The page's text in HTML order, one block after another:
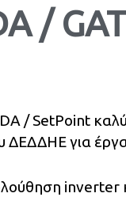
/
/ SetPoint
ΔΕΔΔΗΕ για
inverter